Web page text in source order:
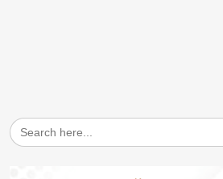
Search
for: